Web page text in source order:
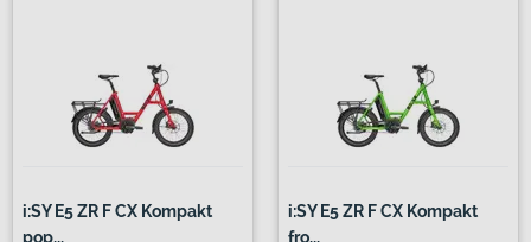
i:SY E5 ZR F CX Kompakt
pop...
i:SY E5 ZR F CX Kompakt
fro...